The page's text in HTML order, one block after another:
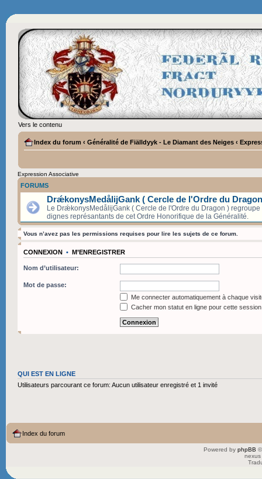
Vers le contenu
Index du forum ‹ Généralité de Fiälldyyk - Le Diamant des Neiges ‹
Expression Associative
FORUMS
DrǽkonysMedålijGank ( Cercle de l'Ordre du
Le DrǽkonysMedålijGank ( Cercle de l'Ordre du Dragon )
dignes représantants de cet Ordre Honorifique de la Généralité.
Vous n’avez pas les permissions requises pour lire les sujets de ce forum.
CONNEXION • M’ENREGISTRER
Nom d’utilisateur:
Mot de passe:
Me connecter automatiquement à chaque
Cacher mon statut en ligne pour cette session
QUI EST EN LIGNE
Utilisateurs parcourant ce forum: Aucun utilisateur enregistré et 1 invité
Index du forum
Powered by phpBB